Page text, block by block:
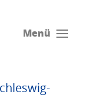
Menü